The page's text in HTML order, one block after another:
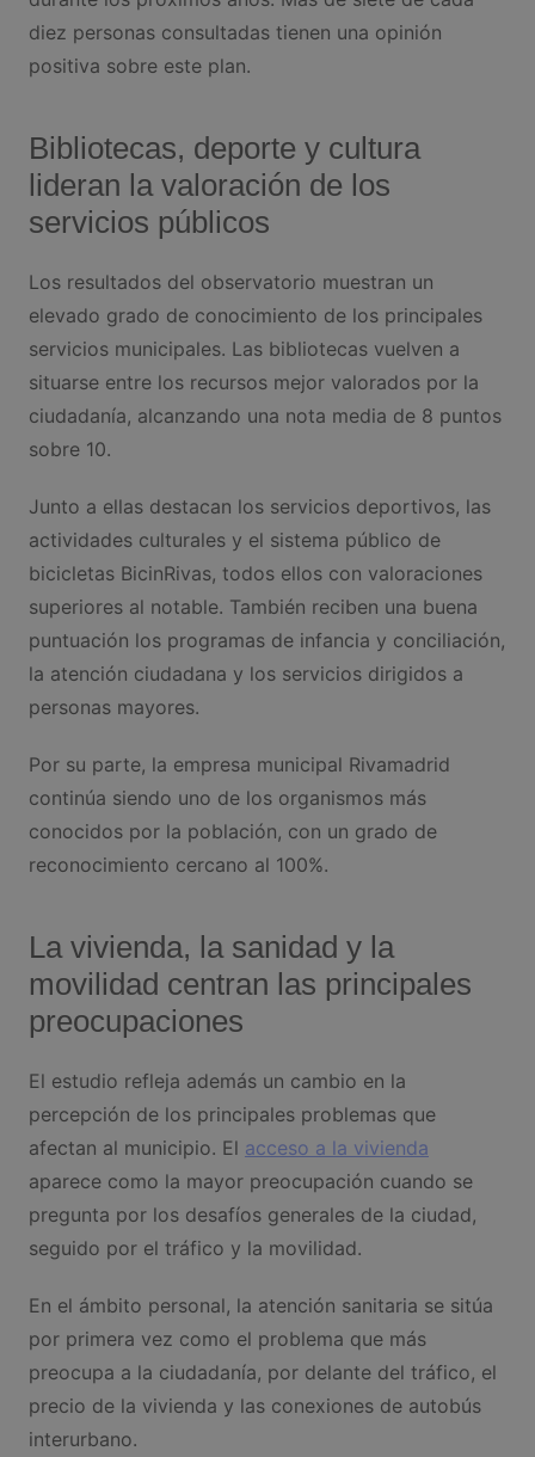
diez personas consultadas tienen una opinión
positiva sobre este plan.
Bibliotecas, deporte y cultura
lideran la valoración de los
servicios públicos
Los resultados del observatorio muestran un
elevado grado de conocimiento de los principales
servicios municipales. Las bibliotecas vuelven a
situarse entre los recursos mejor valorados por la
ciudadanía, alcanzando una nota media de 8 puntos
sobre 10.
Junto a ellas destacan los servicios deportivos, las
actividades culturales y el sistema público de
bicicletas BicinRivas, todos ellos con valoraciones
superiores al notable. También reciben una buena
puntuación los programas de infancia y conciliación,
la atención ciudadana y los servicios dirigidos a
personas mayores.
Por su parte, la empresa municipal Rivamadrid
continúa siendo uno de los organismos más
conocidos por la población, con un grado de
reconocimiento cercano al 100%.
La vivienda, la sanidad y la
movilidad centran las principales
preocupaciones
El estudio refleja además un cambio en la
percepción de los principales problemas que
afectan al municipio. El acceso a la vivienda
aparece como la mayor preocupación cuando se
pregunta por los desafíos generales de la ciudad,
seguido por el tráfico y la movilidad.
En el ámbito personal, la atención sanitaria se sitúa
por primera vez como el problema que más
preocupa a la ciudadanía, por delante del tráfico, el
precio de la vivienda y las conexiones de autobús
interurbano.